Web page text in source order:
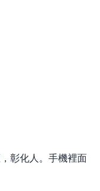
彰化人。手機裡面